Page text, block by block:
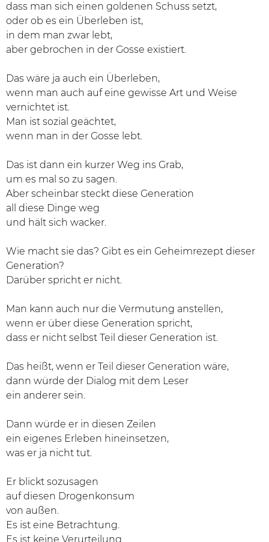
dass man sich einen goldenen Schuss setzt,
oder ob es ein Überleben ist,
in dem man zwar lebt,
aber gebrochen in der Gosse existiert.
Das wäre ja auch ein Überleben,
wenn man auch auf eine gewisse Art und Weise
vernichtet ist.
Man ist sozial geächtet,
wenn man in der Gosse lebt.
Das ist dann ein kurzer Weg ins Grab,
um es mal so zu sagen.
Aber scheinbar steckt diese Generation
all diese Dinge weg
und hält sich wacker.
Wie macht sie das? Gibt es ein Geheimrezept dieser
Generation?
Darüber spricht er nicht.
Man kann auch nur die Vermutung anstellen,
wenn er über diese Generation spricht,
dass er nicht selbst Teil dieser Generation ist.
Das heißt, wenn er Teil dieser Generation wäre,
dann würde der Dialog mit dem Leser
ein anderer sein.
Dann würde er in diesen Zeilen
ein eigenes Erleben hineinsetzen,
was er ja nicht tut.
Er blickt sozusagen
auf diesen Drogenkonsum
von außen.
Es ist eine Betrachtung.
Es ist keine Verurteilung.